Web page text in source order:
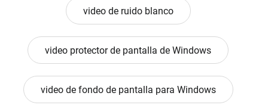
video de ruido blanco
video protector de pantalla de Windows
video de fondo de pantalla para Windows